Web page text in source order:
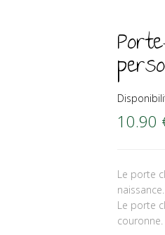
10.90
Le porte
naissance.
Le porte